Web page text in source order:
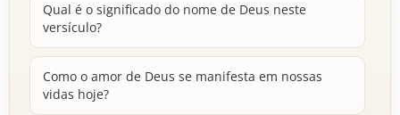
Qual é o significado do nome de Deus neste
versículo?
Como o amor de Deus se manifesta em nossas
vidas hoje?